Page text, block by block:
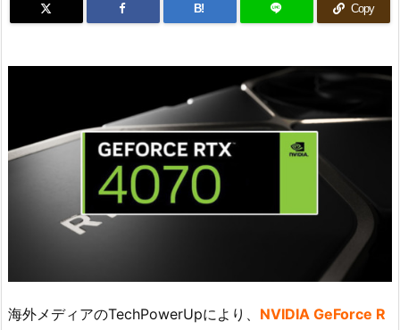
B! Copy
海外メディアのTechPowerUpにより、 NVIDIA GeForce R